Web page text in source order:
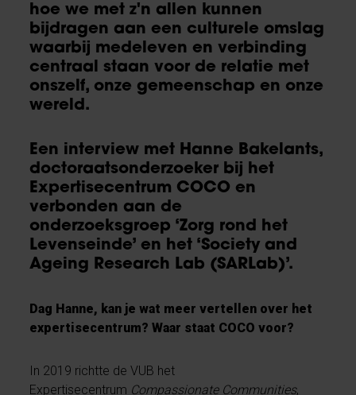
hoe we met z'n allen kunnen
bijdragen aan een culturele omslag
waarbij medeleven en verbinding
centraal staan voor de relatie met
onszelf, onze gemeenschap en onze
wereld.
Een interview met Hanne Bakelants,
doctoraatsonderzoeker bij het
Expertisecentrum COCO en
verbonden aan de
onderzoeksgroep ‘Zorg rond het
Levenseinde’ en het ‘Society and
Ageing Research Lab (SARLab)’.
Dag Hanne, kan je wat meer vertellen over het
expertisecentrum? Waar staat COCO voor?
In 2019 richtte de VUB het
Expertisecentrum Compassionate Communities,